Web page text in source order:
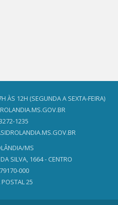
ÀS 12H (SEGUNDA A SEXTA-FEIRA)
1235
MS
SILVA, 1664 - CENTRO
000
POSTAL 25